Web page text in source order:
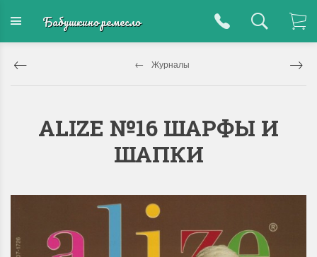
Бабушкино ремесло
Журналы
ALIZE №16 ШАРФЫ И
ШАПКИ